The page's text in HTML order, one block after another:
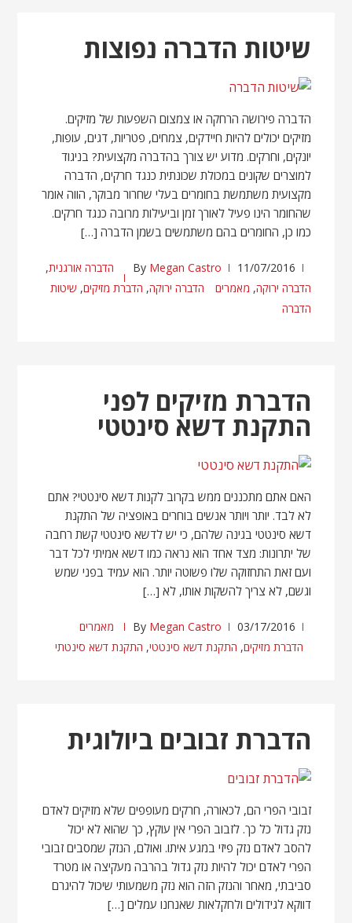
שיטות הדברה נפוצות
הדברה פירושה הרחקה או צמצום השפעות של מזיקים.
מזיקים יכולים להיות חיידקים, צמחים, פטריות, דגים, עופות,
יונקים, וחרקים. מדוע יש צורך בהדברה מקצועית? בניגוד
למוצרים שקונים במכולת שכונתית כנגד חרקים, הדברה
מקצועית משתמשת בחומרים בעלי שחרור מבוקר, הווה אומר
שהחומר הינו פעיל לאורך זמן וביעילות מרובה כנגד חרקים.
כמו כן, החומרים בהם משתמשים בשמן הדברה […]
11/07/2016
By Megan Castro הדברה אורגנית,
הדברה ירוקה, מאמרים הדברה ירוקה, הדברת מזיקים, שיטות
הדברה
הדברת מזיקים לפני
התקנת דשא סינטטי
האם אתם מתכננים ממש בקרוב לקנות דשא סינטטי? אתם
לא לבד. יותר ויותר אנשים בוחרים באופציה של התקנת
דשא סינטטי בגינה שלהם, כי יש לדשא סינטטי קשת רחבה
של יתרונות: מצד אחד הוא נראה כמו דשא אמיתי לכל דבר
ועם זאת התחזוקה שלו פשוטה יותר. הוא עמיד בפני שמש
וגשם, לא צריך להשקות אותו, לא […]
03/17/2016
By Megan Castro
מאמרים
הדברת מזיקים, התקנת דשא סינטטי, התקנת דשא סינטתי
הדברת זבובים ביולוגית
זבובי הפרי הם, לכאורה, חרקים מעופפים שלא מזיקים לאדם
נזק גדול כל כך. לזבוב הפרי אין עוקץ, כך שהוא לא יכול
להסב לאדם נזק פיזי במגע איתו. ואולם, הנזק שמסבים זבובי
הפרי לאדם יכול להיות נזק גדול בהרבה מעקיצה או מטרד
סביבתי, מאחר והנזק הזה הוא נזק משמעותי שיכול להיגרם
דווקא לגידולים ולחקלאות שאנחנו עמלים […]